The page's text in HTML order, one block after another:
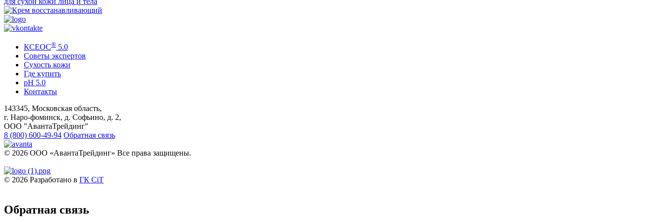
КСЕОС® 5.0
Советы экспертов
Сухость кожи
Где купить
pH 5.0
Контакты
143345, Московская область,
г. Наро-фоминск, д. Софьино, д. 2,
ООО "АвантаТрейдинг"
8 (800) 600-49-94 Обратная связь
© 2026 ООО «АвантаТрейдинг» Все права защищены.
© 2026 Разработано в ГК CiT
Обратная связь